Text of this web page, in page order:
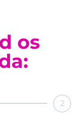
os
2